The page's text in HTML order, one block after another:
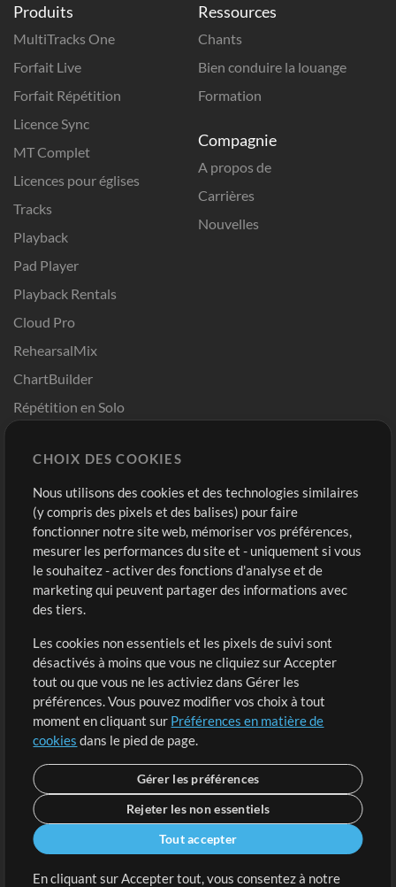
Produits
MultiTracks One
Forfait Live
Forfait Répétition
Licence Sync
MT Complet
Licences pour églises
Tracks
Playback
Pad Player
Playback Rentals
Cloud Pro
RehearsalMix
ChartBuilder
Répétition en Solo
Modèles ProPresenter
Sons
Ressources
Chants
Bien conduire la louange
Formation
Compagnie
A propos de
Carrières
Nouvelles
Boutique
Acheter des crédits
Contenu gratuit
Demander les pistes
Extras
Sessions
Soumettre votre contenu
Listes de lecture
Conférence MT
Compte
Connexion
S'inscrire
CHOIX DES COOKIES
Nous utilisons des cookies et des technologies similaires
(y compris des pixels et des balises) pour faire
fonctionner notre site web, mémoriser vos préférences,
mesurer les performances du site et - uniquement si vous
le souhaitez - activer des fonctions d'analyse et de
marketing qui peuvent partager des informations avec
des tiers.
Les cookies non essentiels et les pixels de suivi sont
désactivés à moins que vous ne cliquiez sur Accepter
tout ou que vous ne les activiez dans Gérer les
préférences. Vous pouvez modifier vos choix à tout
moment en cliquant sur Préférences en matière de
cookies dans le pied de page.
Gérer les préférences
Rejeter les non essentiels
Tout accepter
En cliquant sur Accepter tout, vous consentez à notre